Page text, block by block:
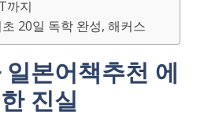
까지
20일 독학 완성, 해커스
본어책추천 에
진실